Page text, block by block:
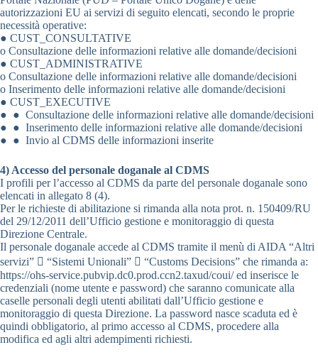
autorizzazioni EU ai servizi di seguito elencati, secondo le proprie
necessità operative:
● CUST_CONSULTATIVE
o Consultazione delle informazioni relative alle domande/decisioni
● CUST_ADMINISTRATIVE
o Consultazione delle informazioni relative alle domande/decisioni
o Inserimento delle informazioni relative alle domande/decisioni
● CUST_EXECUTIVE
● ● Consultazione delle informazioni relative alle domande/decisioni
● ● Inserimento delle informazioni relative alle domande/decisioni
● ● Invio al CDMS delle informazioni inserite
4) Accesso del personale doganale al CDMS
I profili per l’accesso al CDMS da parte del personale doganale sono
elencati in allegato 8 (4).
Per le richieste di abilitazione si rimanda alla nota prot. n. 150409/RU
del 29/12/2011 dell’Ufficio gestione e monitoraggio di questa
Direzione Centrale.
Il personale doganale accede al CDMS tramite il menù di AIDA “Altri
servizi”  “Sistemi Unionali”  “Customs Decisions” che rimanda a:
https://ohs-service.pubvip.dc0.prod.ccn2.taxud/coui/ ed inserisce le
credenziali (nome utente e password) che saranno comunicate alla
caselle personali degli utenti abilitati dall’Ufficio gestione e
monitoraggio di questa Direzione. La password nasce scaduta ed è
quindi obbligatorio, al primo accesso al CDMS, procedere alla
modifica ed agli altri adempimenti richiesti.